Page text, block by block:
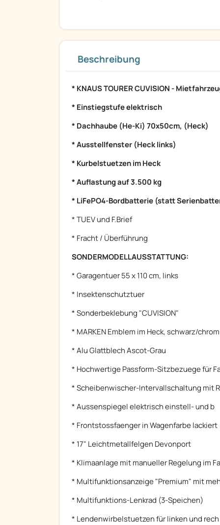
Beschreibung
* KNAUS TOURER CUVISION -
* Einstiegstufe elektrisch
* Dachhaube (He-Ki) 70x50cm, (Heck)
* Ausstellfenster (Heck links)
* Kurbelstuetzen im Heck
* Auflastung auf 3.500 kg
* LiFePO4-Bordbatterie (statt
* TUEV und F.Brief
* Fracht / Überführung
SONDERMODELLAUSSTATTUNG:
* Garagentuer 55 x 110 cm, links
* Insektenschutztuer
* Sonderbeklebung "CUVISION"
* MARKEN Emblem im Heck, schwarz/chrom
* Alu Glattblech Ascot-Grau
* Hochwertige Passform-Sitzbezuege für
* Scheibenwischer-Intervallschaltung mit R
* Aussenspiegel elektrisch einstell- und b
* Frontstossfaenger in Wagenfarbe lackiert
* 17" Leichtmetallfelgen Devonport
* Klimaanlage mit manueller Regelung im Fa
* Multifunktionsanzeige "Premium" mit
* Multifunktions-Lenkrad (3-Speichen)
* Lendenwirbelstuetzen für linken und rech